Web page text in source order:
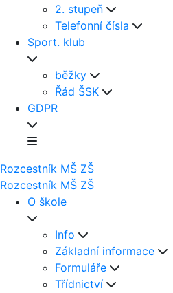
2. stupeň
Telefonní čísla
Sport. klub
běžky
Řád ŠSK
GDPR
Rozcestník MŠ ZŠ
Rozcestník MŠ ZŠ
O škole
Info
Základní informace
Formuláře
Třídnictví